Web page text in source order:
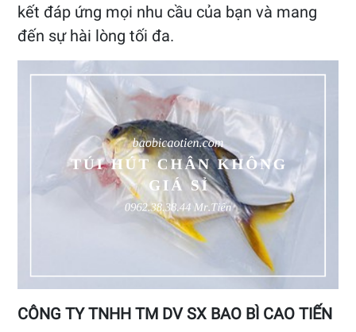
kết đáp ứng mọi nhu cầu của bạn và mang
đến sự hài lòng tối đa.
CÔNG TY TNHH TM DV SX BAO BÌ CAO TIẾN